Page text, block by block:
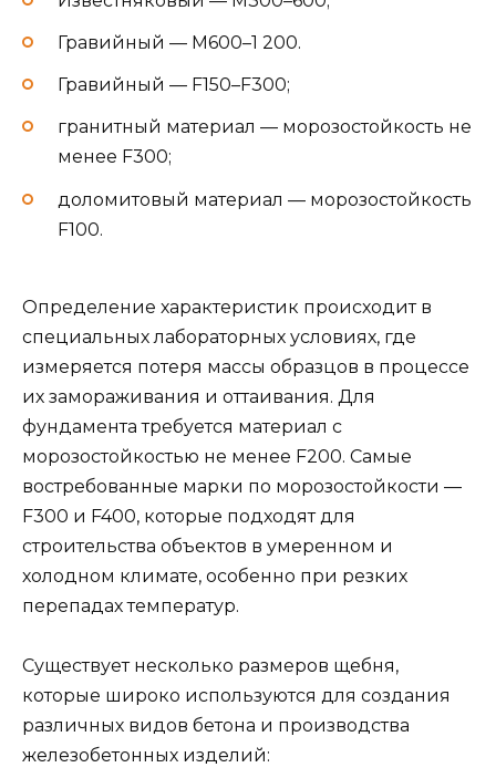
Гравийный — М600–1 200.
Гравийный — F150–F300;
гранитный материал — морозостойкость не
менее F300;
доломитовый материал — морозостойкость
F100.
Определение характеристик происходит в
специальных лабораторных условиях, где
измеряется потеря массы образцов в процессе
их замораживания и оттаивания. Для
фундамента требуется материал с
морозостойкостью не менее F200. Самые
востребованные марки по морозостойкости —
F300 и F400, которые подходят для
строительства объектов в умеренном и
холодном климате, особенно при резких
перепадах температур.
Существует несколько размеров щебня,
которые широко используются для создания
различных видов бетона и производства
железобетонных изделий: